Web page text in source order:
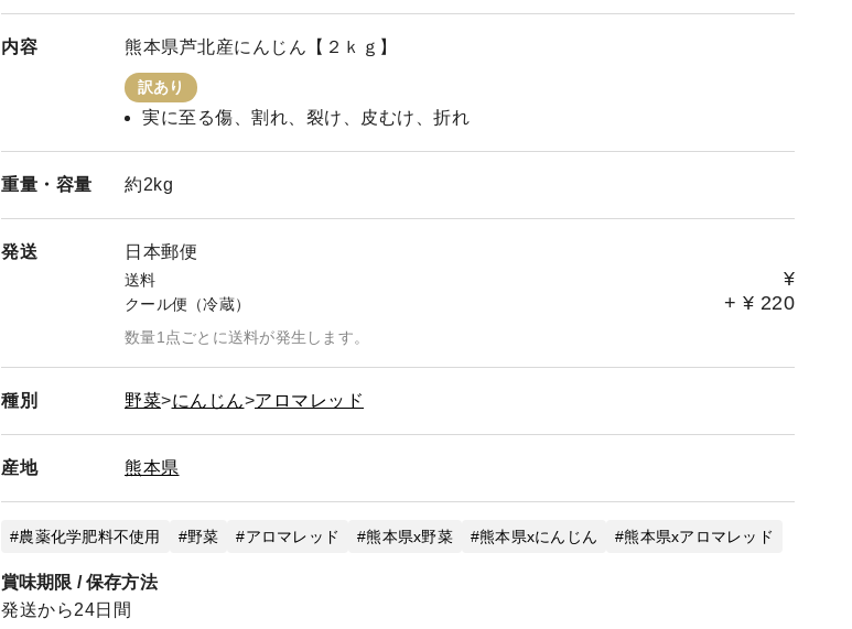
内容 熊本県芦北産にんじん【２ｋｇ】
訳あり
実に至る傷、割れ、裂け、皮むけ、折れ
重量・ 容量 約2kg
発送 日本郵便
送料 ¥
クール便（冷蔵） + ¥ 220
数量1点ごとに送料が発生します。
種別 野菜 にんじん アロマレッド
産地 熊本県
農薬化学肥料不使用 野菜 アロマレッド 熊本県x野菜 熊本県xにんじん 熊本県xアロマレッド
賞味期限 / 保存方法
発送から24日間